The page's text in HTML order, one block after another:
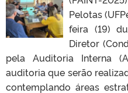
Pelotas
feira (19)
Diretor
pela Auditoria Interna
auditoria que serão
contemplando áreas